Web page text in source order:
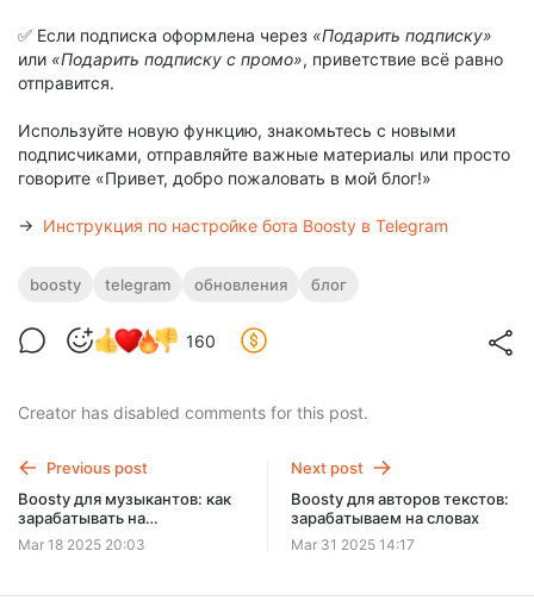
✅ Если подписка оформлена через «Подарить подписку»
или «Подарить подписку с промо», приветствие всё равно
отправится.
Используйте новую функцию, знакомьтесь с новыми
подписчиками, отправляйте важные материалы или просто
говорите «Привет, добро пожаловать в мой блог!»
→ Инструкция по настройке бота Boosty в Telegram
boosty telegram обновления блог
160
Creator has disabled comments for this post.
Previous post
Boosty для музыкантов: как
зарабатывать на
музыкальном блоге?
Mar 18 2025 20:03
Next post
Boosty для авторов текстов:
зарабатываем на словах
Mar 31 2025 14:17